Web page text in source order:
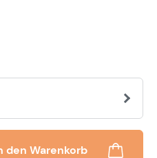
Gib den
den Warenkorb